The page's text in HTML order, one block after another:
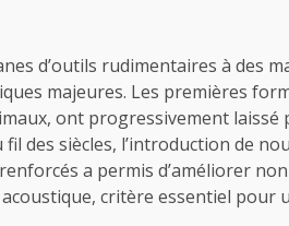
d’outils rudimentaires à des
majeures. Les premières
ont progressivement
des siècles, l’introduction de
a permis d’améliorer
critère essentiel pour